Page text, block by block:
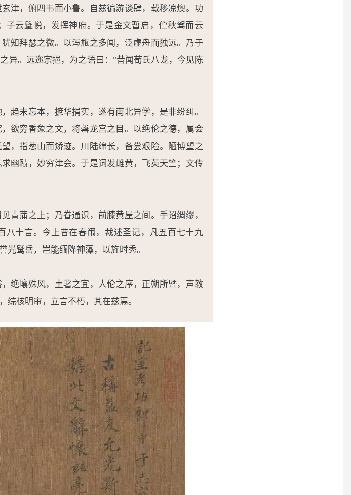
津，俯四韦而小鲁。自兹徧游谈肆，载移凉燠。功
云鞶帨，发挥神府。于是金文暂启，伫秋驾而云
知拜瑟之微。以泻瓶之多闻，泛虚舟而独远。乃于
异。远迩宗挹，为之语曰："昔闻荀氏八龙，今见陈
趋末忘本，摭华捐实，遂有南北异学，是非纷纠。
欲穷香象之文，将罄龙宫之目。以绝伦之德，属会
，指葱山而矫迹。川陆绵长，备尝艰险。陋博望之
幽赜，妙穷津会。于是词发雌黄，飞英天竺；文传
青蒲之上；乃眷通识，前膝黄屋之间。手诏绸缪，
十言。今上昔在春闱，裁述圣记，凡五百七十九
鹫岳，岂能缅降神藻，以旌时秀。
绝壤殊风，土著之宜，人伦之序，正朔所暨，声教
核明审，立言不朽，其在兹焉。